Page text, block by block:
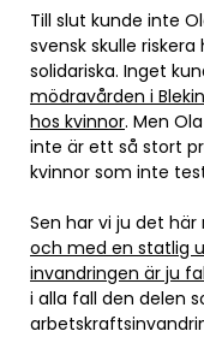
Till slut kunde inte
svensk skulle
solidariska. Inget
mödravården i
hos kvinnor. Men
inte är ett så stort
kvinnor som inte
Sen har vi ju det
och med en statlig
invandringen är ju
i alla fall den delen